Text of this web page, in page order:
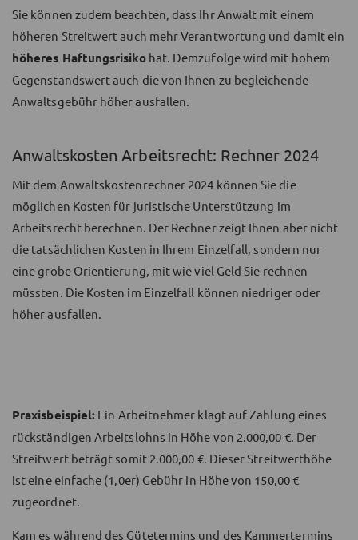
Sie können zudem beachten, dass Ihr Anwalt mit einem
höheren Streitwert auch mehr Verantwortung und damit ein
höheres Haftungsrisikohat. Demzufolge wird mit hohem
Gegenstandswert auch die von Ihnen zu begleichende
Anwaltsgebühr höher ausfallen.
Anwaltskosten Arbeitsrecht: Rechner 2024
Mit dem Anwaltskostenrechner 2024 können Sie die
möglichen Kosten für juristische Unterstützung im
Arbeitsrecht berechnen. Der Rechner zeigt Ihnen aber nicht
die tatsächlichen Kosten in Ihrem Einzelfall, sondern nur
eine grobe Orientierung, mit wie viel Geld Sie rechnen
müssten. Die Kosten im Einzelfall können niedriger oder
höher ausfallen.
Praxisbeispiel: Ein Arbeitnehmer klagt auf Zahlung eines
rückständigen Arbeitslohns in Höhe von 2.000,00 €. Der
Streitwert beträgt somit 2.000,00 €. Dieser Streitwerthöhe
ist eine einfache (1,0er) Gebühr in Höhe von 150,00 €
zugeordnet.
Kam es während des Gütetermins und des Kammertermins